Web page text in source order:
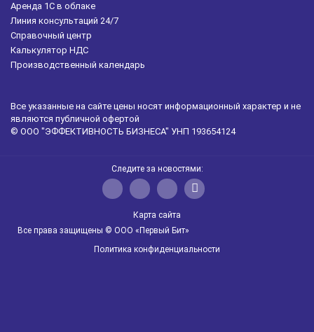
Аренда 1С в облаке
Линия консультаций 24/7
Справочный центр
Калькулятор НДС
Производственный календарь
Все указанные на сайте цены носят информационный характер и не
являются публичной офертой
© ООО "ЭФФЕКТИВНОСТЬ БИЗНЕСА" УНП 193654124
Следите за новостями:
Карта сайта
Все права защищены © ООО «Первый Бит»
Политика конфиденциальности